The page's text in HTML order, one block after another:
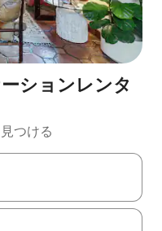
ションレンタ
つける
印キーを使って移動するか